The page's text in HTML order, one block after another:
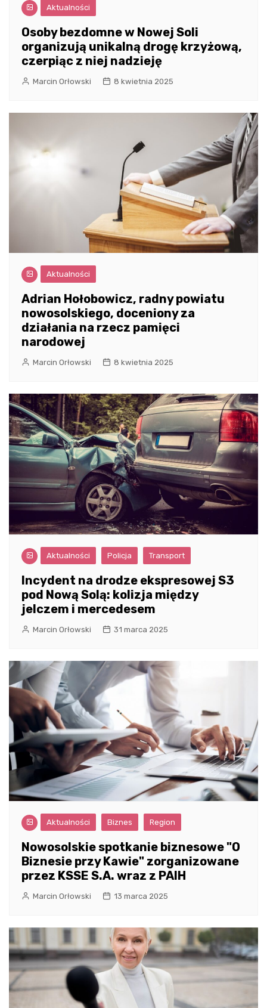
Aktualności
Osoby bezdomne w Nowej Soli
organizują unikalną drogę krzyżową,
czerpiąc z niej nadzieję
Marcin Orłowski 8 kwietnia 2025
Aktualności
Adrian Hołobowicz, radny powiatu
nowosolskiego, doceniony za
działania na rzecz pamięci
narodowej
Marcin Orłowski 8 kwietnia 2025
Aktualności Policja Transport
Incydent na drodze ekspresowej S3
pod Nową Solą: kolizja między
jelczem i mercedesem
Marcin Orłowski 31 marca 2025
Aktualności Biznes Region
Nowosolskie spotkanie biznesowe "O
Biznesie przy Kawie" zorganizowane
przez KSSE S.A. wraz z PAIH
Marcin Orłowski 13 marca 2025